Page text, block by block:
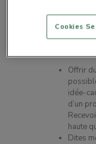
Offrir
idée-
d’un
haute
Dites
Cookies